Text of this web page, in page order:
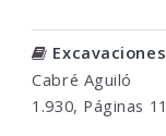
Cabré Aguiló
1.930, Páginas